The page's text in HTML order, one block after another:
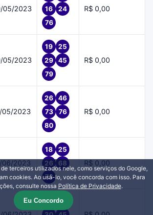
05/2023
16
24
76
R$ 0,00
05/2023
19
25
29
45
79
R$ 0,00
05/2023
26
46
73
76
80
R$ 0,00
06/2023
18
25
26
68
73
R$ 0,00
16
22
terceiros utilizados nele, como serviços do Google,
cookies. Ao usá-lo, você concorda com isso. Para
consulte nossa Política de Privacidade.
Eu Concordo